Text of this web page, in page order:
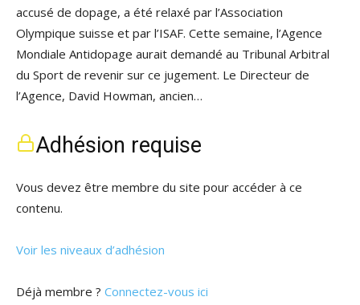
accusé de dopage, a été relaxé par l’Association
Olympique suisse et par l’ISAF. Cette semaine, l’Agence
Mondiale Antidopage aurait demandé au Tribunal Arbitral
du Sport de revenir sur ce jugement. Le Directeur de
l’Agence, David Howman, ancien…
Adhésion requise
Vous devez être membre du site pour accéder à ce
contenu.
Voir les niveaux d’adhésion
Déjà membre ? Connectez-vous ici